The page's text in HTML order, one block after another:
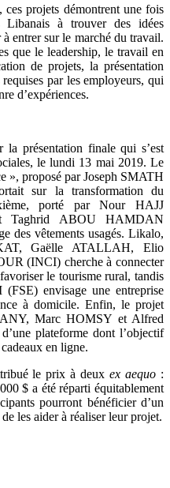
projets démontrent une fois
à trouver des idées
entrer sur le marché du travail.
que le leadership, le travail en
de projets, la présentation
par les employeurs, qui
d’expériences.
présentation finale qui s’est
le lundi 13 mai 2019. Le
», proposé par Joseph SMATH
sur la transformation du
porté par Nour HAJJ
Taghrid ABOU HAMDAN
des vêtements usagés. Likalo,
Gaëlle ATALLAH, Elio
(INCI) cherche à connecter
le tourisme rural, tandis
envisage une entreprise
à domicile. Enfin, le projet
Marc HOMSY et Alfred
plateforme dont l’objectif
en ligne.
le prix à deuxex aequo :
$ a été réparti équitablement
pourront bénéficier d’un
les aider à réaliser leur projet.